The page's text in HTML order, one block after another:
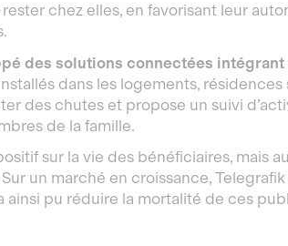
chez elles, en favorisant leur
des solutions connectées
dans les logements, résidences
des chutes et propose un suivi
de la famille.
sur la vie des bénéficiaires, mais
un marché en croissance,
pu réduire la mortalité de ces